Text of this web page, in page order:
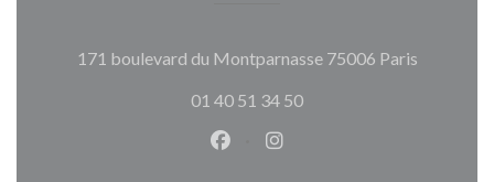
171 boulevard du Montparnasse 75006 Paris((apre
01 40 51 34 50
Facebook ((apre una nuova
Instagram ((apre una